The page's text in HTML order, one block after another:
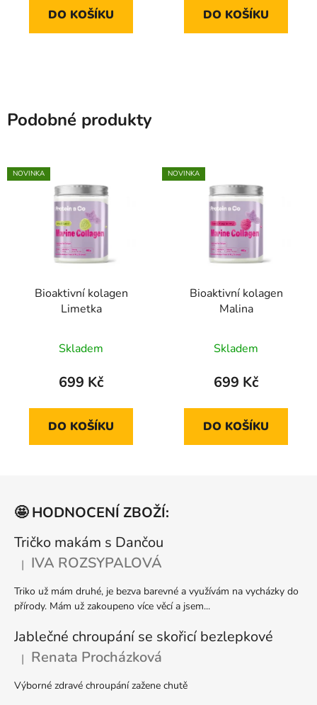
DO KOŠÍKU DO KOŠÍKU
Podobné produkty
NOVINKA
Bioaktivní kolagen
Limetka
Skladem
699 Kč
DO KOŠÍKU
NOVINKA
Bioaktivní kolagen
Malina
Skladem
699 Kč
DO KOŠÍKU
🤩 HODNOCENÍ ZBOŽÍ:
Tričko makám s Dančou
Hodnocení produktu je 5 z 5 hvězdiček.
| IVA ROZSYPALOVÁ
Triko už mám druhé, je bezva barevné a využívám na vycházky do
přírody. Mám už zakoupeno více věcí a jsem...
Jablečné chroupání se skořicí bezlepkové
Hodnocení produktu je 5 z 5 hvězdiček.
| Renata Procházková
Výborné zdravé chroupání zažene chutě